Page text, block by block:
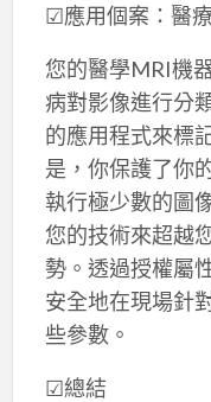
☑應用個案：醫
您的醫學MRI機
病對影像進行分
的應用程式來標
是，你保護了你
執行極少數的圖
您的技術來超越
勢。透過授權屬
安全地在現場針
些參數。
☑總結